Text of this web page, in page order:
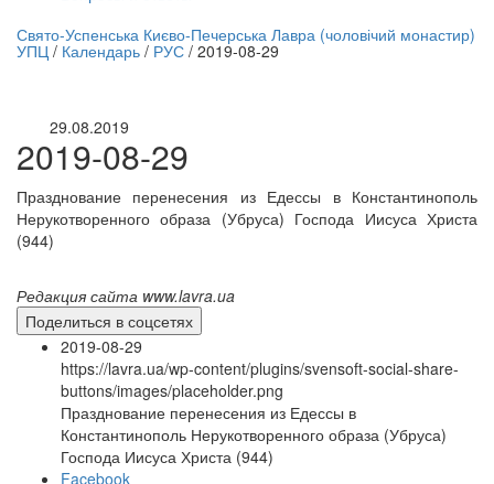
трансляция | 12 сентября
Свято-Успенська Києво-Печерська Лавра (чоловічий монастир)
УПЦ / Календарь / РУС / 2019-08-29
29.08.2019
2019-08-29
Празднование перенесения из Едессы в Константинополь
Нерукотворенного образа (Убруса) Господа Иисуса Христа
(944)
Редакция сайта www.lavra.ua
Поделиться в соцсетях
2019-08-29
https://lavra.ua/wp-content/plugins/svensoft-social-share-
buttons/images/placeholder.png
Празднование перенесения из Едессы в
Константинополь Нерукотворенного образа (Убруса)
Господа Иисуса Христа (944)
Facebook